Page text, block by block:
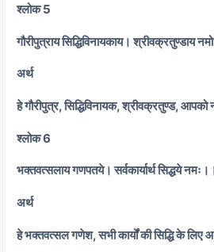
श्लोक 5
गौरीपुत्राय सिद्धिविनायकाय। श्रीवक्रतुण्डाय
अर्थ
हे गौरीपुत्र, सिद्धिविनायक, श्रीवक्रतुण्ड,
श्लोक 6
भक्तवत्सलाय गणपतये। सर्वकार्यार्थ सिद्धये
अर्थ
हे भक्तवत्सल गणेश, सभी कार्यों की सिद्धि के लिए